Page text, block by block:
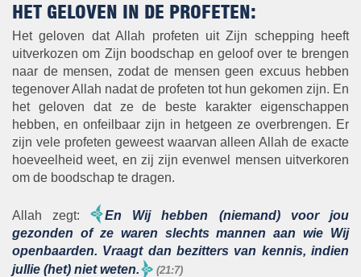
HET GELOVEN IN DE PROFETEN:
Het geloven dat Allah profeten uit Zijn schepping heeft
uitverkozen om Zijn boodschap en geloof over te brengen
naar de mensen, zodat de mensen geen excuus hebben
tegenover Allah nadat de profeten tot hun gekomen zijn. En
het geloven dat ze de beste karakter eigenschappen
hebben, en onfeilbaar zijn in hetgeen ze overbrengen. Er
zijn vele profeten geweest waarvan alleen Allah de exacte
hoeveelheid weet, en zij zijn evenwel mensen uitverkoren
om de boodschap te dragen.
Allah zegt:
En Wij hebben (niemand) voor jou
gezonden of ze waren slechts mannen aan wie Wij
openbaarden. Vraagt dan bezitters van kennis, indien
jullie (het) niet weten.
(21:7)